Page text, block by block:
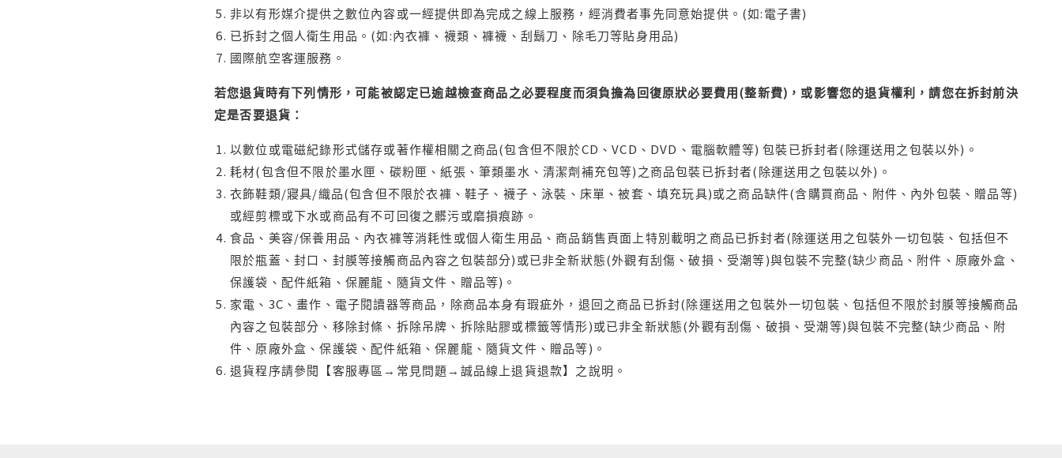
非以有形媒介提供之數位內容或一經提供即為完成之線上服務，經消費者事先同意始提供。(如:電子書)
已拆封之個人衛生用品。(如:內衣褲、襪類、褲襪、刮鬍刀、除毛刀等貼身用品)
國際航空客運服務。
若您退貨時有下列情形，可能被認定已逾越檢查商品之必要程度而須負擔為回復原狀必要費用(整新費)，或影響您的退貨權利，請您在拆封前決
定是否要退貨：
以數位或電磁紀錄形式儲存或著作權相關之商品(包含但不限於CD、VCD、DVD、電腦軟體等) 包裝已拆封者(除運送用之包裝以外)。
耗材(包含但不限於墨水匣、碳粉匣、紙張、筆類墨水、清潔劑補充包等)之商品包裝已拆封者(除運送用之包裝以外)。
衣飾鞋類/寢具/織品(包含但不限於衣褲、鞋子、襪子、泳裝、床單、被套、填充玩具)或之商品缺件(含購買商品、附件、內外包裝、贈品等)
或經剪標或下水或商品有不可回復之髒污或磨損痕跡。
食品、美容/保養用品、內衣褲等消耗性或個人衛生用品、商品銷售頁面上特別載明之商品已拆封者(除運送用之包裝外一切包裝、包括但不
限於瓶蓋、封口、封膜等接觸商品內容之包裝部分)或已非全新狀態(外觀有刮傷、破損、受潮等)與包裝不完整(缺少商品、附件、原廠外盒、
保護袋、配件紙箱、保麗龍、隨貨文件、贈品等)。
家電、3C、畫作、電子閱讀器等商品，除商品本身有瑕疵外，退回之商品已拆封(除運送用之包裝外一切包裝、包括但不限於封膜等接觸商品
內容之包裝部分、移除封條、拆除吊牌、拆除貼膠或標籤等情形)或已非全新狀態(外觀有刮傷、破損、受潮等)與包裝不完整(缺少商品、附
件、原廠外盒、保護袋、配件紙箱、保麗龍、隨貨文件、贈品等)。
退貨程序請參閱【客服專區→常見問題→誠品線上退貨退款】之說明。